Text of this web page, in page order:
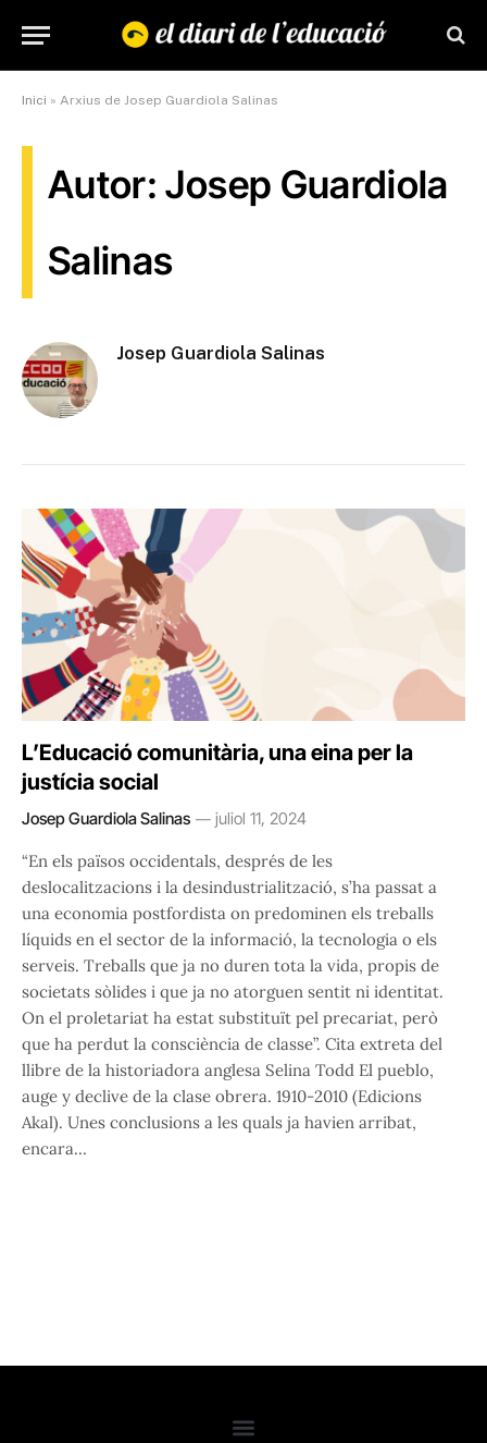
Inici » Arxius de Josep Guardiola Salinas
Autor: Josep Guardiola
Salinas
Josep Guardiola Salinas
L’Educació comunitària, una eina per la
justícia social
Josep Guardiola Salinas juliol 11, 2024
“En els països occidentals, després de les
deslocalitzacions i la desindustrialització, s’ha passat a
una economia postfordista on predominen els treballs
líquids en el sector de la informació, la tecnologia o els
serveis. Treballs que ja no duren tota la vida, propis de
societats sòlides i que ja no atorguen sentit ni identitat.
On el proletariat ha estat substituït pel precariat, però
que ha perdut la consciència de classe”. Cita extreta del
llibre de la historiadora anglesa Selina Todd El pueblo,
auge y declive de la clase obrera. 1910-2010 (Edicions
Akal). Unes conclusions a les quals ja havien arribat,
encara…